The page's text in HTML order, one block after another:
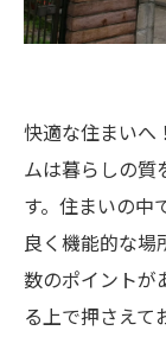
快適な住まいへ
ムは暮らしの質
す。住まいの中
良く機能的な場
数のポイントが
る上で押さえて